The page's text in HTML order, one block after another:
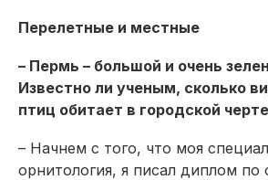
Перелетные и местные
– Пермь – большой и очень
Известно ли ученым, сколько
птиц обитает в городской
– Начнем с того, что моя
орнитология, я писал диплом по